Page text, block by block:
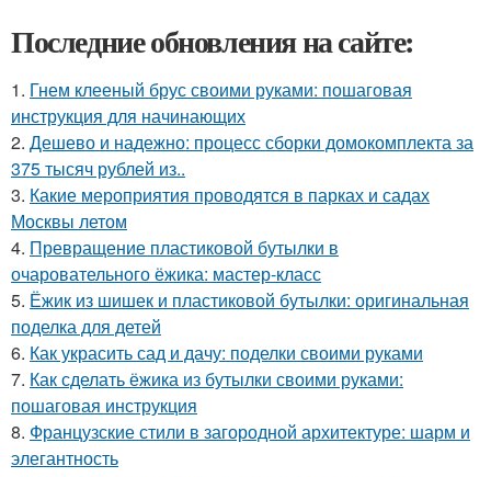
Последние обновления на сайте:
1. Гнем клееный брус своими руками: пошаговая
инструкция для начинающих
2. Дешево и надежно: процесс сборки домокомплекта за
375 тысяч рублей из..
3. Какие мероприятия проводятся в парках и садах
Москвы летом
4. Превращение пластиковой бутылки в
очаровательного ёжика: мастер-класс
5. Ёжик из шишек и пластиковой бутылки: оригинальная
поделка для детей
6. Как украсить сад и дачу: поделки своими руками
7. Как сделать ёжика из бутылки своими руками:
пошаговая инструкция
8. Французские стили в загородной архитектуре: шарм и
элегантность